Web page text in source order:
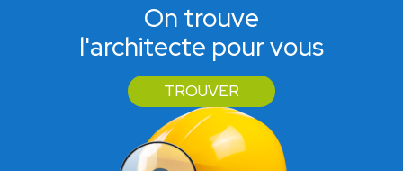
On trouve
l'architecte pour vous
TROUVER